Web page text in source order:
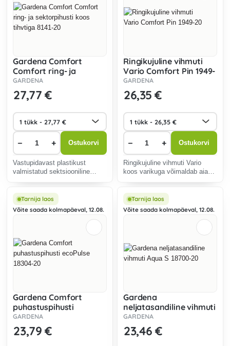
Gardena Comfort
Comfort ring- ja
sektorpihusti koos
tihvtiga 8141-20
GARDENA
27,77 €
− + Ostukorvi
Vastupidavast plastikust
valmistatud sektsiooniline
Ringikujuline vihmuti
Vario Comfort Pin 1949-
20
GARDENA
26,35 €
− + Ostukorvi
Ringikujuline vihmuti Vario
koos varikuga võimaldab aia
Tarnija laos
Võite saada kolmapäeval, 12.08.
Gardena Comfort
puhastuspihusti
ecoPulse 18304-20
GARDENA
23,79 €
Tarnija laos
Võite saada kolmapäeval, 12.08.
Gardena
neljatasandiline vihmuti
Aqua S 18700-20
GARDENA
23,46 €